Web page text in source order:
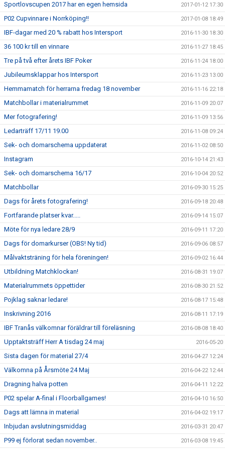
Sportlovscupen 2017 har en egen hemsida 2017-01-12 17:30
P02 Cupvinnare i Norrköping!! 2017-01-08 18:49
IBF-dagar med 20 % rabatt hos Intersport 2016-11-30 18:30
36 100 kr till en vinnare 2016-11-27 18:45
Tre på två efter årets IBF Poker 2016-11-24 18:00
Jubileumsklappar hos Intersport 2016-11-23 13:00
Hemmamatch för herrarna fredag 18 november 2016-11-16 22:18
Matchbollar i materialrummet 2016-11-09 20:07
Mer fotografering! 2016-11-09 13:56
Ledarträff 17/11 19.00 2016-11-08 09:24
Sek- och domarschema uppdaterat 2016-11-02 08:50
Instagram 2016-10-14 21:43
Sek- och domarschema 16/17 2016-10-04 20:52
Matchbollar 2016-09-30 15:25
Dags för årets fotografering! 2016-09-18 20:48
Fortfarande platser kvar..... 2016-09-14 15:07
Möte för nya ledare 28/9 2016-09-11 17:20
Dags för domarkurser (OBS! Ny tid) 2016-09-06 08:57
Målvaktsträning för hela föreningen! 2016-09-02 16:44
Utbildning Matchklockan! 2016-08-31 19:07
Materialrummets öppettider 2016-08-30 21:52
Pojklag saknar ledare! 2016-08-17 15:48
Inskrivning 2016 2016-08-11 17:19
IBF Tranås välkomnar föräldrar till föreläsning 2016-08-08 18:40
Upptaktsträff Herr A tisdag 24 maj 2016-05-20
Sista dagen för material 27/4 2016-04-27 12:24
Välkomna på Årsmöte 24 Maj 2016-04-22 12:44
Dragning halva potten 2016-04-11 12:22
P02 spelar A-final i Floorballgames! 2016-04-10 16:50
Dags att lämna in material 2016-04-02 19:17
Inbjudan avslutningsmiddag 2016-03-31 20:47
P99 ej förlorat sedan november.. 2016-03-08 19:45